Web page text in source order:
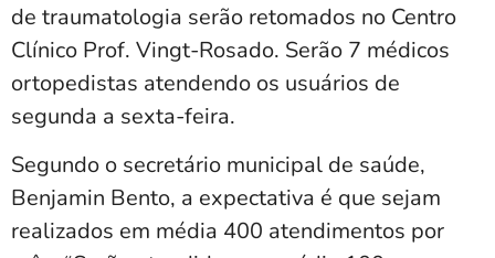
de traumatologia serão retomados no Centro
Clínico Prof. Vingt-Rosado. Serão 7 médicos
ortopedistas atendendo os usuários de
segunda a sexta-feira.
Segundo o secretário municipal de saúde,
Benjamin Bento, a expectativa é que sejam
realizados em média 400 atendimentos por